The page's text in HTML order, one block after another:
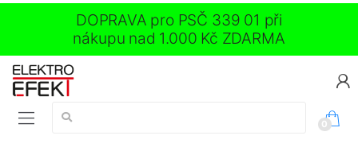
DOPRAVA pro PSČ 339 01 při
nákupu nad 1.000 Kč ZDARMA
Vyhledávání:
0